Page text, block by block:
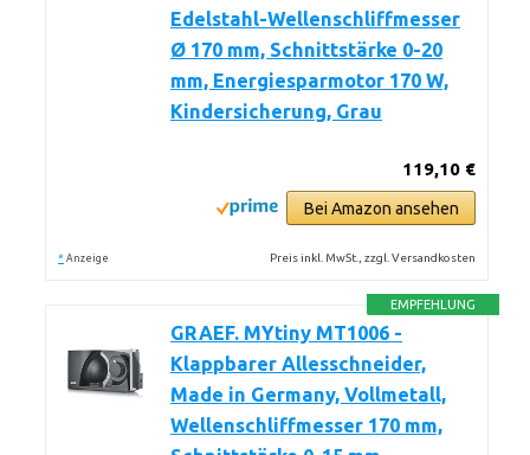
Edelstahl-Wellenschliffmesser
Ø 170 mm, Schnittstärke 0-20
mm, Energiesparmotor 170 W,
Kindersicherung, Grau
119,10 €
Bei Amazon ansehen
* Anzeige Preis inkl. MwSt., zzgl. Versandkosten
EMPFEHLUNG
GRAEF. MYtiny MT1006 -
Klappbarer Allesschneider,
Made in Germany, Vollmetall,
Wellenschliffmesser 170 mm,